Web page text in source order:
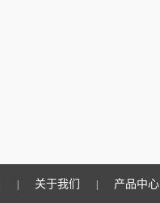
关于我们 产品中心